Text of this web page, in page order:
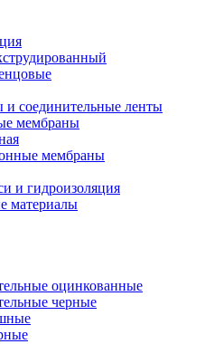
соединительные ленты
мембраны
мембраны
и гидроизоляция
материалы
оцинкованные
черные